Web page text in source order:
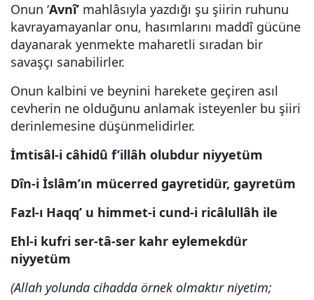
Onun ‘Avnî’ mahlâsıyla yazdığı şu şiirin ruhunu
kavrayamayanlar onu, hasımlarını maddî gücüne
dayanarak yenmekte maharetli sıradan bir
savaşçı sanabilirler.
Onun kalbini ve beynini harekete geçiren asıl
cevherin ne olduğunu anlamak isteyenler bu şiiri
derinlemesine düşünmelidirler.
İmtisâl-i câhidû f’illâh olubdur niyyetüm
Dîn-i İslâm’ın mücerred gayretidür, gayretüm
Fazl-ı Haqq’ u himmet-i cund-i ricâlullâh ile
Ehl-i kufri ser-tâ-ser kahr eylemekdür
niyyetüm
(Allah yolunda cihadda örnek olmaktır niyetim;